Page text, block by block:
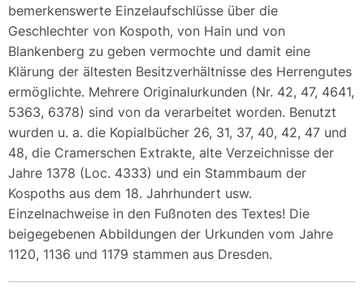
bemerkenswerte Einzelaufschlüsse über die
Geschlechter von Kospoth, von Hain und von
Blankenberg zu geben vermochte und damit eine
Klärung der ältesten Besitzverhältnisse des Herrengutes
ermöglichte. Mehrere Originalurkunden (Nr. 42, 47, 4641,
5363, 6378) sind von da verarbeitet worden. Benutzt
wurden u. a. die Kopialbücher 26, 31, 37, 40, 42, 47 und
48, die Cramerschen Extrakte, alte Verzeichnisse der
Jahre 1378 (Loc. 4333) und ein Stammbaum der
Kospoths aus dem 18. Jahrhundert usw.
Einzelnachweise in den Fußnoten des Textes! Die
beigegebenen Abbildungen der Urkunden vom Jahre
1120, 1136 und 1179 stammen aus Dresden.